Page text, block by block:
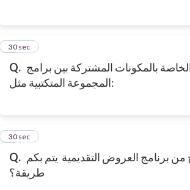
Q. الخاصة بالمكونات المشتركة بين برامج
المجموعة المتكتبية مثل:
2
30 sec
Q. من برنامج العروض التقديمية يتم بكم
طريقة؟
3
30 sec